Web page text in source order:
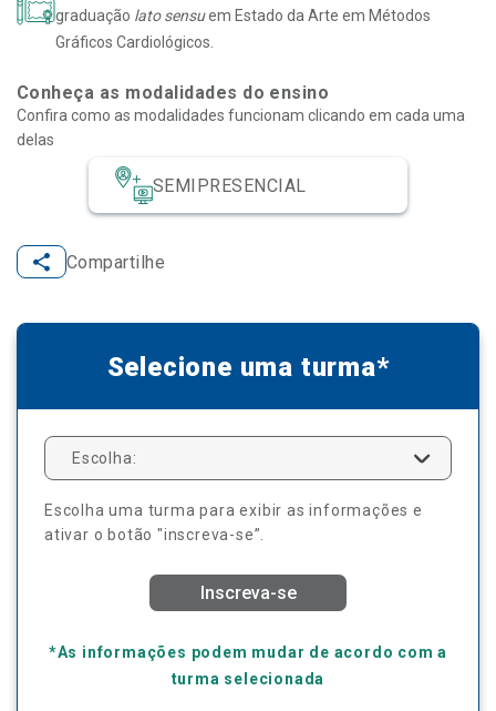
graduação lato sensuem Estado da Arte em Métodos
Gráficos Cardiológicos.
Conheça as modalidades do ensino
SEMIPRESENCIAL
Confira como as modalidades funcionam clicando em cada uma
delas
Compartilhe
Selecione uma turma*
Escolha:
Escolha uma turma para exibir as informações e
ativar o botão "inscreva-se”.
Inscreva-se
*As informações podem mudar de acordo com a
turma selecionada